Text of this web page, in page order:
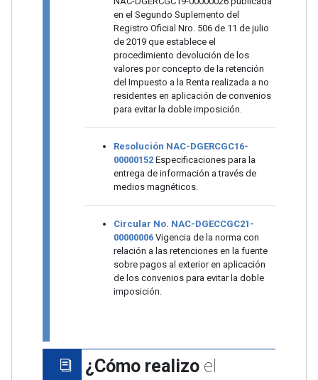
en el Segundo Suplemento del
Registro Oficial Nro. 506 de 11 de julio
de 2019 que establece el
procedimiento devolución de los
valores por concepto de la retención
del Impuesto a la Renta realizada a no
residentes en aplicación de convenios
para evitar la doble imposición.
Resolución NAC-DGERCGC16-
00000152Especificaciones para la
entrega de información a través de
medios magnéticos.
Circular No. NAC-DGECCGC21-
00000006Vigencia de la norma con
relación a las retenciones en la fuente
sobre pagos al exterior en aplicación
de los convenios para evitar la doble
imposición.
¿Cómo realizoel